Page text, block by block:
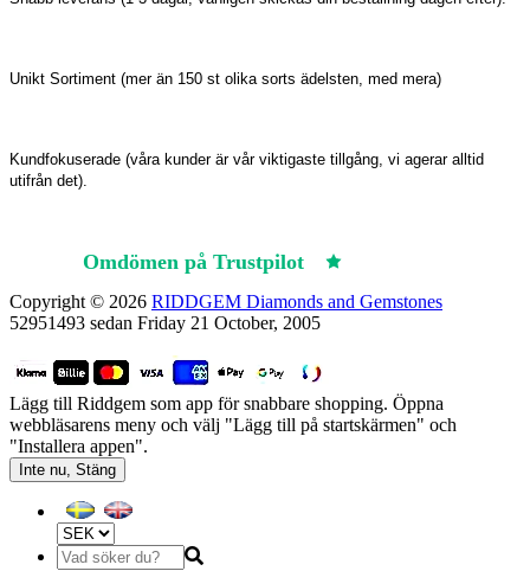
Unikt Sortiment (mer än 150 st olika sorts ädelsten, med mera)
Kundfokuserade (våra kunder är vår viktigaste tillgång, vi agerar alltid
utifrån det).
Omdömen på Trustpilot
Copyright © 2026 RIDDGEM Diamonds and Gemstones
52951493 sedan Friday 21 October, 2005
Lägg till Riddgem som app för snabbare shopping. Öppna
webbläsarens meny och välj "Lägg till på startskärmen" och
"Installera appen".
Inte nu, Stäng